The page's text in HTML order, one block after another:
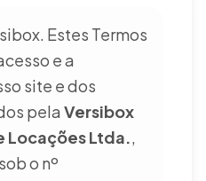
Estes Termos
e a
site e dos
pela Versibox
Locações Ltda.,
o nº